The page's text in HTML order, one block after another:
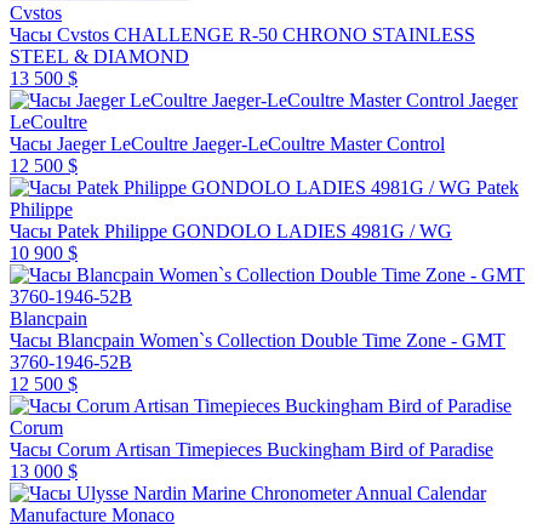
Cvstos
Часы Cvstos CHALLENGE R-50 CHRONO STAINLESS
STEEL & DIAMOND
13 500 $
Jaeger
LeCoultre
Часы Jaeger LeCoultre Jaeger-LeCoultre Master Control
12 500 $
Patek
Philippe
Часы Patek Philippe GONDOLO LADIES 4981G / WG
10 900 $
Blancpain
Часы Blancpain Women`s Collection Double Time Zone - GMT
3760-1946-52B
12 500 $
Corum
Часы Corum Artisan Timepieces Buckingham Bird of Paradise
13 000 $